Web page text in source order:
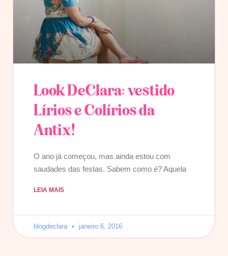
Look DeClara: vestido
Lírios e Colírios da
Antix!
O ano já começou, mas ainda estou com
saudades das festas. Sabem como é? Aquela
LEIA MAIS
blogdeclara janeiro 6, 2016